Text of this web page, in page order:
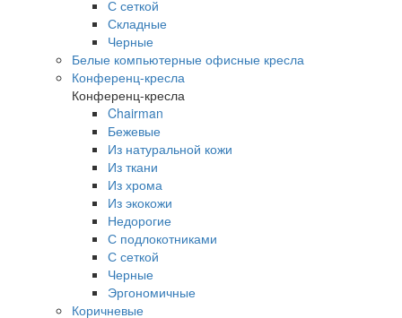
С сеткой
Складные
Черные
Белые компьютерные офисные кресла
Конференц-кресла
Конференц-кресла
Chairman
Бежевые
Из натуральной кожи
Из ткани
Из хрома
Из экокожи
Недорогие
С подлокотниками
С сеткой
Черные
Эргономичные
Коричневые